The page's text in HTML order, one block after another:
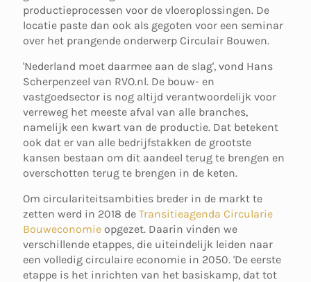
productieprocessen voor de vloeroplossingen. De
locatie paste dan ook als gegoten voor een seminar
over het prangende onderwerp Circulair Bouwen.
'Nederland moet daarmee aan de slag', vond Hans
Scherpenzeel van RVO.nl. De bouw- en
vastgoedsector is nog altijd verantwoordelijk voor
verreweg het meeste afval van alle branches,
namelijk een kwart van de productie. Dat betekent
ook dat er van alle bedrijfstakken de grootste
kansen bestaan om dit aandeel terug te brengen en
overschotten terug te brengen in de keten.
Om circulariteitsambities breder in de markt te
zetten werd in 2018 de Transitieagenda Circularie
Bouweconomie opgezet. Daarin vinden we
verschillende etappes, die uiteindelijk leiden naar
een volledig circulaire economie in 2050. 'De eerste
etappe is het inrichten van het basiskamp, dat tot